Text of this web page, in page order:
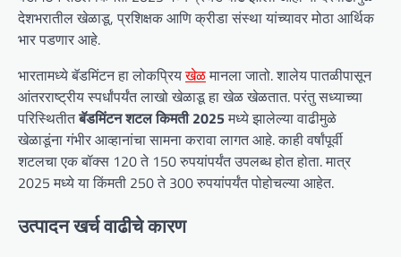
देशभरातील खेळाडू, प्रशिक्षक आणि क्रीडा संस्था यांच्यावर मोठा आर्थिक
भार पडणार आहे.
भारतामध्ये बॅडमिंटन हा लोकप्रियखेळमानला जातो. शालेय पातळीपासून
आंतरराष्ट्रीय स्पर्धांपर्यंत लाखो खेळाडू हा खेळ खेळतात. परंतु सध्याच्या
परिस्थितीतबॅडमिंटन शटल किमती 2025मध्ये झालेल्या वाढीमुळे
खेळाडूंना गंभीर आव्हानांचा सामना करावा लागत आहे. काही वर्षांपूर्वी
शटलचा एक बॉक्स 120 ते 150 रुपयांपर्यंत उपलब्ध होत होता. मात्र
2025 मध्ये या किंमती 250 ते 300 रुपयांपर्यंत पोहोचल्या आहेत.
उत्पादन खर्च वाढीचे कारण